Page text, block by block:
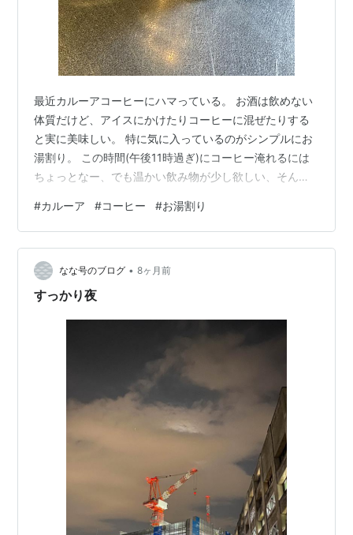
最近カルーアコーヒーにハマっている。 お酒は飲めない
体質だけど、アイスにかけたりコーヒーに混ぜたりする
と実に美味しい。 特に気に入っているのがシンプルにお
湯割り。 この時間(午後11時過ぎ)にコーヒー淹れるには
ちょっとなー、でも温かい飲み物が少し欲しい、そんな
ーヒー風味の甘くて温かい飲み物が出来る。 アルコール
は2%程度なので問題ない。 【ミニサイズ】 カルーア コ
ーヒー 20度 200ml KAHLUA(カルーア) Amazon
#カルーア #コーヒー #お湯割り
なな号のブログ • 8ヶ月前
すっかり夜